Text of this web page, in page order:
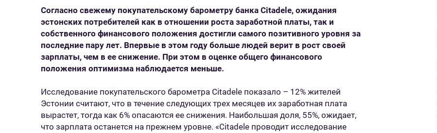
Согласно свежему покупательскому барометру банка Citadele, ожидания
эстонских потребителей как в отношении роста заработной платы, так и
собственного финансового положения достигли самого позитивного уровня за
последние пару лет. Впервые в этом году больше людей верит в рост своей
зарплаты, чем в ее снижение. При этом в оценке общего финансового
положения оптимизма наблюдается меньше.
Исследование покупательского барометра Citadele показало – 12% жителей
Эстонии считают, что в течение следующих трех месяцев их заработная плата
вырастет, тогда как 6% опасаются ее снижения. Наибольшая доля, 55%, ожидает,
что зарплата останется на прежнем уровне. «Citadele проводит исследование